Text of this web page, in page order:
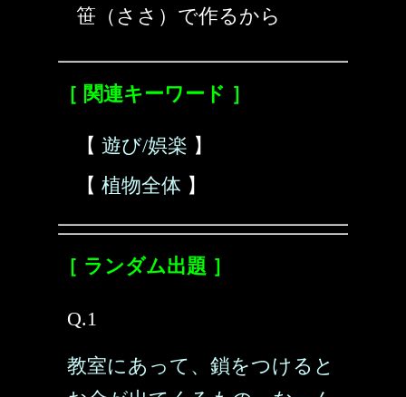
笹（ささ）で作るから
［ 関連キーワード ］
【 遊び/娯楽 】
【 植物全体 】
［ ランダム出題 ］
Q.1
教室にあって、鎖をつけると